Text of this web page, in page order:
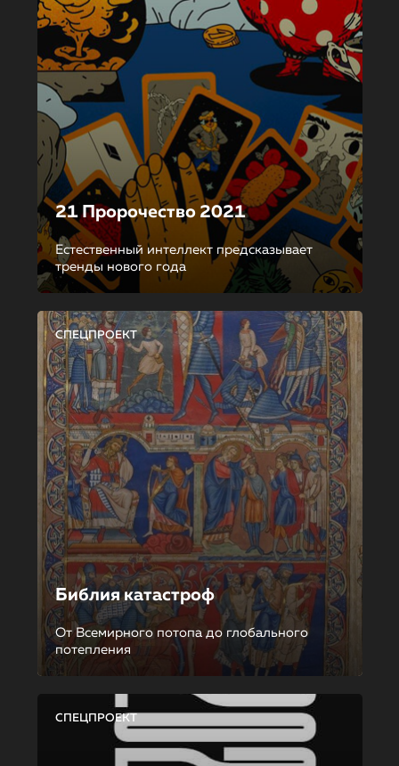
21 Пророчество 2021
Естественный интеллект предсказывает
тренды нового года
СПЕЦПРОЕКТ
Библия катастроф
От Всемирного потопа до глобального
потепления
СПЕЦПРОЕКТ